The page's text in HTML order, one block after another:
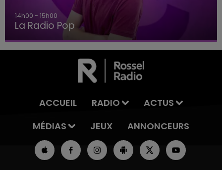
14h00 - 15h00
La Radio Pop
ACCUEIL RADIO
ACTUS
MÉDIAS
JEUX ANNONCEURS